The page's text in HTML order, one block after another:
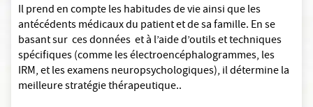
Il prend en compte les habitudes de vie ainsi que les
antécédents médicaux du patient et de sa famille. En se
basant sur ces données et à l’aide d’outils et techniques
spécifiques (comme les électroencéphalogrammes, les
IRM, et les examens neuropsychologiques), il détermine la
meilleure stratégie thérapeutique..